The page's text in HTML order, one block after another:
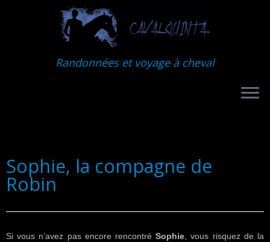
Randonnées et voyage à cheval
Sophie, la compagne de
Robin
Si vous n’avez pas encore rencontréSophie, vous risquez de la